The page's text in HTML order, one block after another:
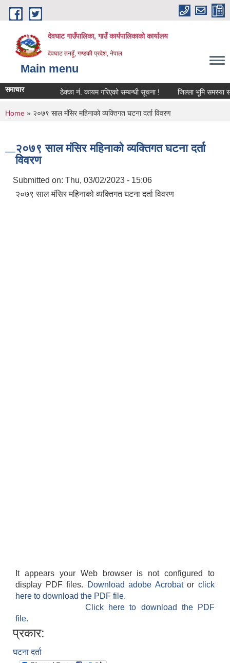
Skip to main content
देवघाट गाउँपालिका, गाउँ कार्यपालिकाको कार्यालय
देवघाट तनहुँ, गण्डकी प्रदेश, नेपाल
Main menu
समाचार ठेक्का नंं. कायम गरिएको सम्बन्धी सूचना ! जिल्ला भूमि समस्या
You are here
Home » २०७९ साल मंसिर महिनाको व्यक्तिगत घटना दर्ता विवरण
२०७९ साल मंसिर महिनाको व्यक्तिगत घटना दर्ता
विवरण
Submitted on: Thu, 03/02/2023 - 15:06
२०७९ साल मंसिर महिनाको व्यक्तिगत घटना दर्ता विवरण
It appears your Web browser is not configured to
display PDF files.
Download adobe Acrobatorclick
here to download the PDF file.
Click here to download the PDF
file.
प्रकार:
घटना दर्ता